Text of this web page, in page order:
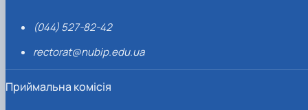
(044) 527-82-42
rectorat@nubip.edu.ua
Приймальна комісія